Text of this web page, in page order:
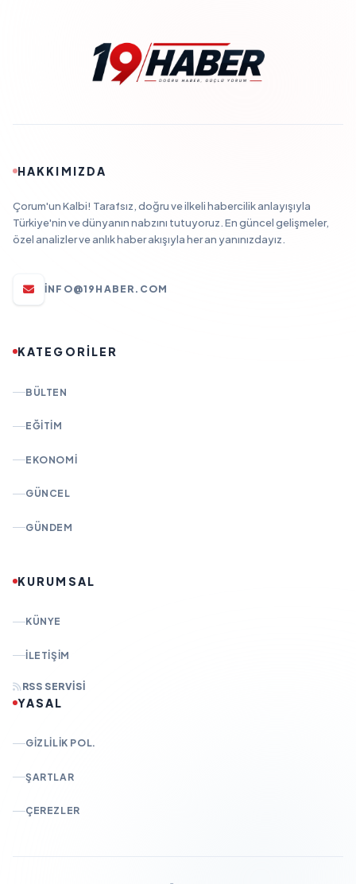
HAKKIMIZDA
Çorum'un Kalbi! Tarafsız, doğru ve ilkeli habercilik anlayışıyla
Türkiye'nin ve dünyanın nabzını tutuyoruz. En güncel gelişmeler,
özel analizler ve anlık haber akışıyla her an yanınızdayız.
INFO@19HABER.COM
KATEGORİLER
BÜLTEN
EĞITIM
EKONOMI
GÜNCEL
GÜNDEM
KURUMSAL
KÜNYE
İLETIŞIM
RSS SERVISI
YASAL
GIZLILIK POL.
ŞARTLAR
ÇEREZLER